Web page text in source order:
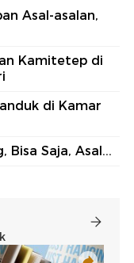
Asal-asalan,
Kamitetep di
di Kamar
Bisa Saja, Asal...